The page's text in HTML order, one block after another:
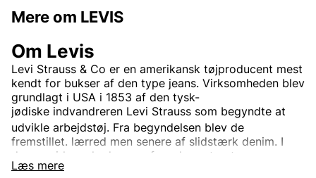
Mere om LEVIS
Læs mere
Om Levis
Levi Strauss & Co er en amerikansk tøjproducent mest
kendt for bukser af den type jeans. Virksomheden blev
grundlagt i USA i 1853 af den tysk-
jødiske indvandreren Levi Strauss som begyndte at
udvikle arbejdstøj. Fra begyndelsen blev de
fremstillet. lærred men senere af slidstærk denim. I
dag er virksomheden en af verdens største
tøjvirksomheder.